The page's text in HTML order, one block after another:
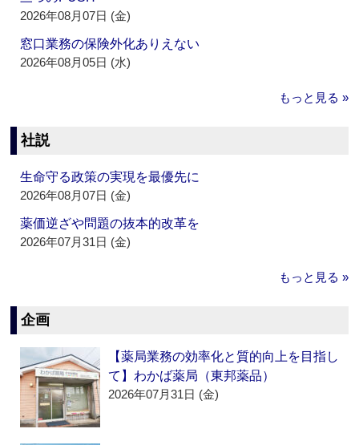
2026年08月07日 (金)
窓口業務の保険外化ありえない
2026年08月05日 (水)
もっと見る »
社説
生命守る政策の実現を最優先に
2026年08月07日 (金)
薬価逆ざや問題の抜本的改革を
2026年07月31日 (金)
もっと見る »
企画
【薬局業務の効率化と質的向上を目指し
て】わかば薬局（東邦薬品）
2026年07月31日 (金)